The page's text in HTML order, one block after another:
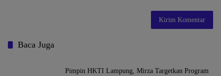
Baca Juga
Pimpin HKTI Lampung, Mirza Targetkan Program